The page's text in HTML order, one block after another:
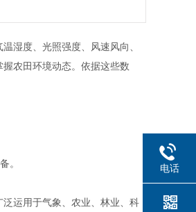
湿度、光照强度、风速风向、
农田环境动态。依据这些数
。
运用于气象、农业、林业、科
电话